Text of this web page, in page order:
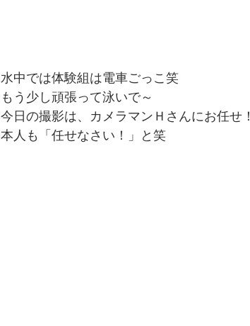
水中では体験組は電車ごっこ笑
もう少し頑張って泳いで～
今日の撮影は、カメラマンＨさんにお任せ！
本人も「任せなさい！」と笑